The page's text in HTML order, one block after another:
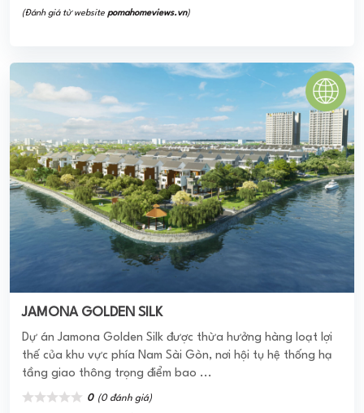
(Đánh giá từ website pomahomeviews.vn)
JAMONA GOLDEN SILK
Dự án Jamona Golden Silk được thừa hưởng hàng loạt lợi
thế của khu vực phía Nam Sài Gòn, nơi hội tụ hệ thống hạ
tầng giao thông trọng điểm bao ...
0 (0 đánh giá)